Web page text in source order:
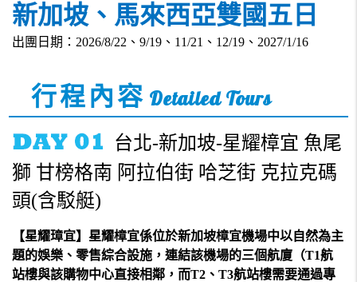
新加坡、馬來西亞雙國五日
出團日期：2026/8/22、9/19、11/21、12/19、2027/1/16
行程內容 Detailed Tours
台北-新加坡-星耀樟宜 魚尾
獅 甘榜格南 阿拉伯街 哈芝街 克拉克碼
頭(含駁艇)
【星耀璋宜】星耀樟宜係位於新加坡樟宜機場中以自然為主
題的娛樂、零售綜合設施，連結該機場的三個航廈（T1航
站樓與該購物中心直接相鄰，而T2、T3航站樓需要通過專